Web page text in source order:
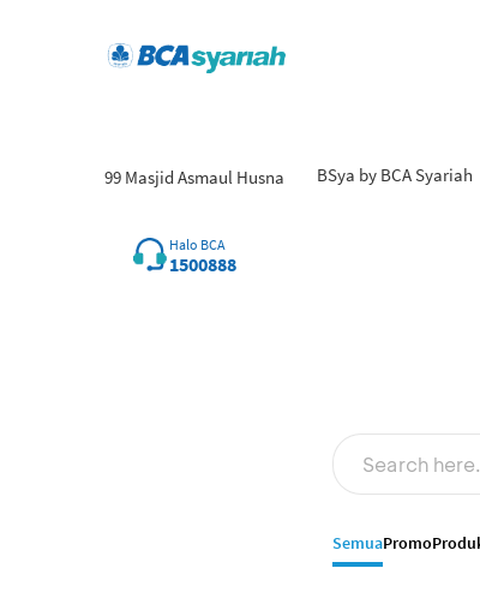
99 Masjid Asmaul Husna BSya by BCA Syariah
Halo BCA
1500888
SemuaPromo